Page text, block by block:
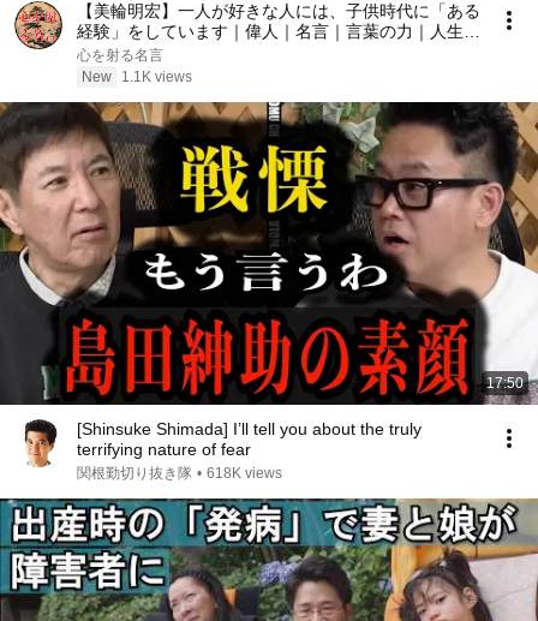
【美輪明宏】一人が好きな人には、子供時代に「ある
経験」をしています｜偉人｜名言｜言葉の力｜人生哲
学｜
心を射る名言
New
1.1K views
17:50
[Shinsuke Shimada] I’ll tell you about the truly
terrifying nature of fear
関根勤切り抜き隊 • 618K views